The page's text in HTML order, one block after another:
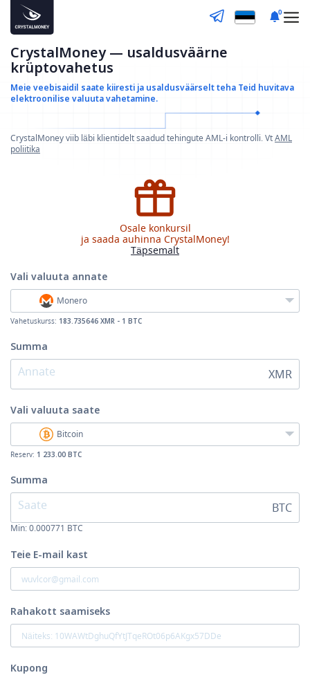
0
CrystalMoney — usaldusväärne
krüptovahetus
Meie veebisaidil saate kiiresti ja usaldusväärselt teha Teid huvitava
elektroonilise valuuta vahetamine.
CrystalMoney viib läbi klientidelt saadud tehingute AML-i kontrolli. VtAML
poliitika
Osale konkursil
ja saada auhinna CrystalMoney!
Täpsemalt
Vali valuuta annate
Monero
Vahetuskurss: 183.735646 XMR - 1 BTC
Summa
XMR
Vali valuuta saate
Bitcoin
Reserv: 1 233.00 BTC
Summa
BTC
Min:0.000771 BTC
Teie E-mail kast
Rahakott saamiseks
Kupong